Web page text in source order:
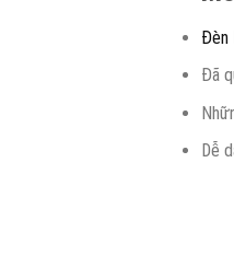
Đèn
Đã
Dễ